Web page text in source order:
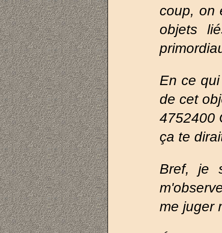
coup, on
objets
En ce
de cet
4752400
ça te
Bref, je
me juger